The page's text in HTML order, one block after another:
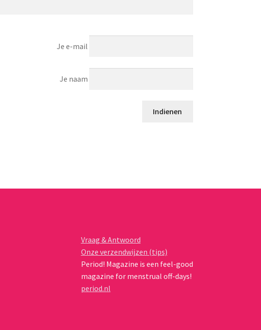
Je e-mail
Je naam
Vraag & Antwoord
Onze verzendwijzen (tips)
Period! Magazine is een feel-good
magazine for menstrual off-days!
period.nl